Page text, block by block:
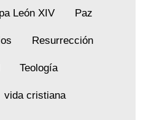
León XIV Paz
Resurrección
Teología
vida cristiana